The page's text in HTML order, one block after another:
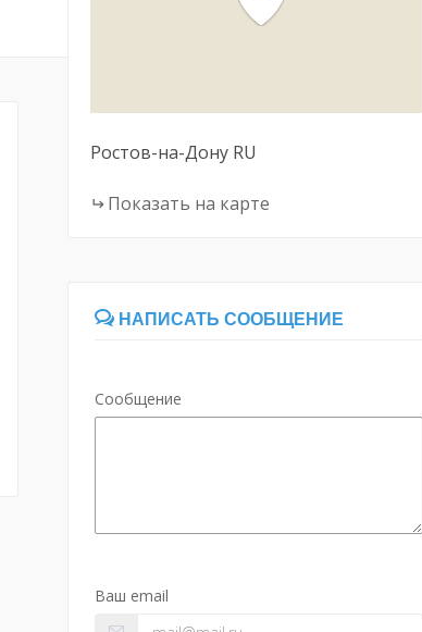
Ростов-на-Дону RU
Показать на карте
НАПИСАТЬ СООБЩЕНИЕ
Сообщение
Ваш email